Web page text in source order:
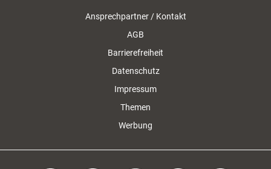
Ansprechpartner / Kontakt
AGB
Barrierefreiheit
Datenschutz
Impressum
Themen
Werbung